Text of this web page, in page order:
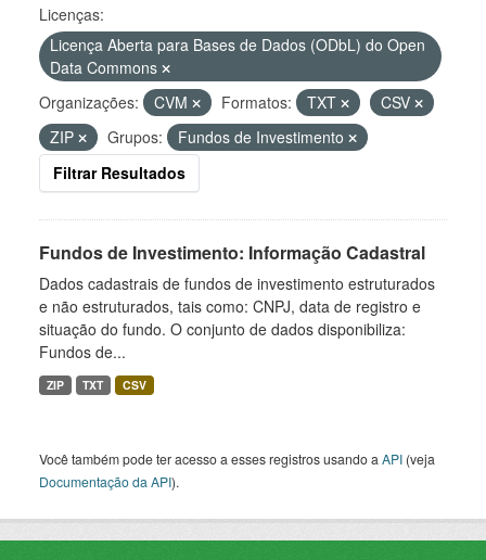
Licenças:
Licença Aberta para Bases de Dados (ODbL) do Open
Data Commons
Organizações:
CVM Formatos: TXT
CSV
ZIP
Grupos:
Fundos de Investimento
Filtrar Resultados
Fundos de Investimento: Informação Cadastral
Dados cadastrais de fundos de investimento estruturados
e não estruturados, tais como: CNPJ, data de registro e
situação do fundo. O conjunto de dados disponibiliza:
Fundos de...
ZIP TXT CSV
Você também pode ter acesso a esses registros usando a API (veja
Documentação da API).